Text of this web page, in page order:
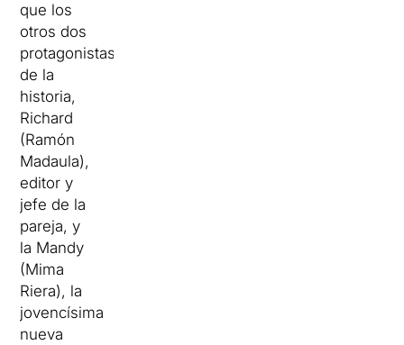
que los
otros dos
protagonistas
de la
historia,
Richard
(Ramón
Madaula),
editor y
jefe de la
pareja, y
la Mandy
(Mima
Riera), la
jovencísima
nueva